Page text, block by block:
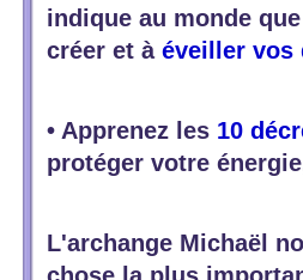
indique au monde
créer et à éveiller vos
• Apprenez les 10
protéger votre
L'archange Michaël